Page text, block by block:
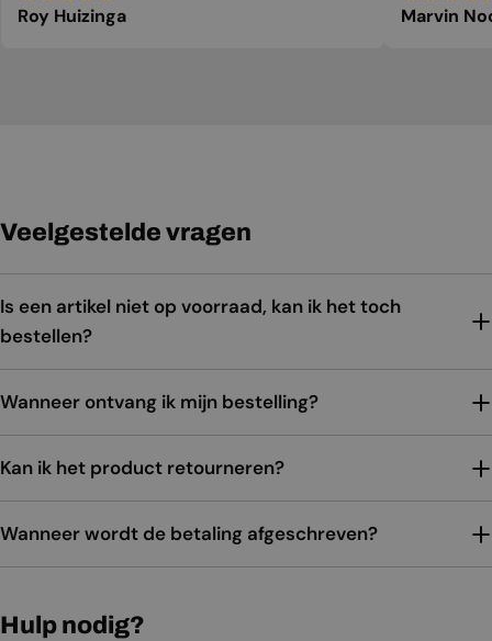
Roy Huizinga Marvin
Veelgestelde vragen
Is een artikel niet op voorraad, kan ik het toch
bestellen?
Wanneer ontvang ik mijn bestelling?
Kan ik het product retourneren?
Wanneer wordt de betaling afgeschreven?
Hulp nodig?